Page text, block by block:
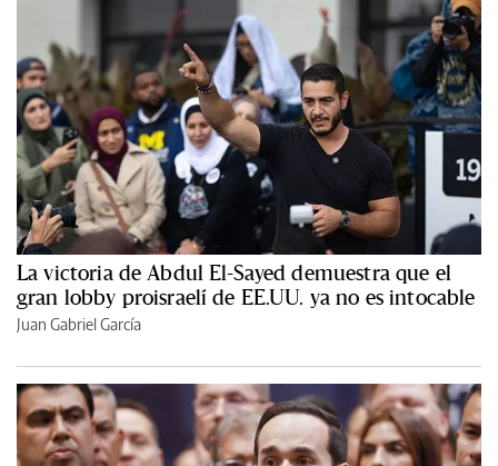
La victoria de Abdul El-Sayed demuestra que el
gran lobby proisraelí de EE.UU. ya no es intocable
Juan Gabriel García